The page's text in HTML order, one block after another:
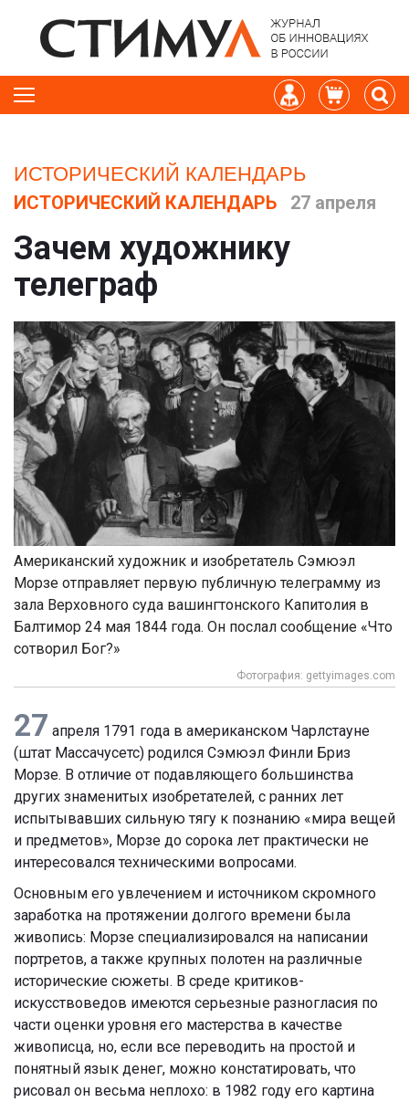
ИСТОРИЧЕСКИЙ КАЛЕНДАРЬ
ИСТОРИЧЕСКИЙ КАЛЕНДАРЬ 27 апреля
Зачем художнику
телеграф
Американский художник и изобретатель Сэмюэл
Морзе отправляет первую публичную телеграмму из
зала Верховного суда вашингтонского Капитолия в
Балтимор 24 мая 1844 года. Он послал сообщение «Что
сотворил Бог?»
Фотография: gettyimages.com
27 апреля 1791 года в американском Чарлстауне
(штат Массачусетс) родился Сэмюэл Финли Бриз
Морзе. В отличие от подавляющего большинства
других знаменитых изобретателей, с ранних лет
испытывавших сильную тягу к познанию «мира вещей
и предметов», Морзе до сорока лет практически не
интересовался техническими вопросами.
Основным его увлечением и источником скромного
заработка на протяжении долгого времени была
живопись: Морзе специализировался на написании
портретов, а также крупных полотен на различные
исторические сюжеты. В среде критиков-
искусствоведов имеются серьезные разногласия по
части оценки уровня его мастерства в качестве
живописца, но, если все переводить на простой и
понятный язык денег, можно констатировать, что
рисовал он весьма неплохо: в 1982 году его картина